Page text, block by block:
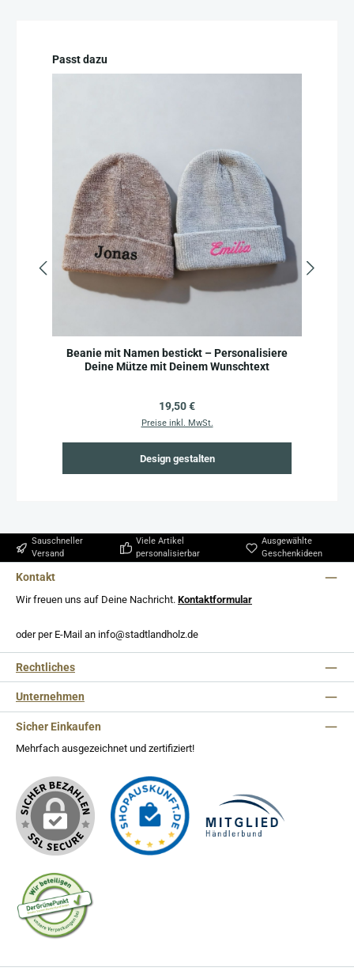
Produktgalerie überspringen
Passt dazu
Beanie mit Namen bestickt – Personalisiere
Deine Mütze mit Deinem Wunschtext
Regulärer Preis:
19,50 €
Preise inkl. MwSt.
Design gestalten
Sauschneller
Versand
Viele Artikel
personalisierbar
Ausgewählte
Geschenkideen
Kontakt
Wir freuen uns auf Deine Nachricht. Kontaktformular
oder per E-Mail an info@stadtlandholz.de
Rechtliches
Unternehmen
Sicher Einkaufen
Mehrfach ausgezeichnet und zertifiziert!